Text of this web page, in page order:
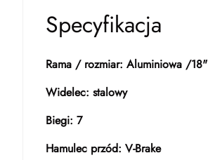
Specyfikacja
Rama / rozmiar: Aluminiowa /18"
Widelec: stalowy
Biegi: 7
Hamulec przód: V-Brake